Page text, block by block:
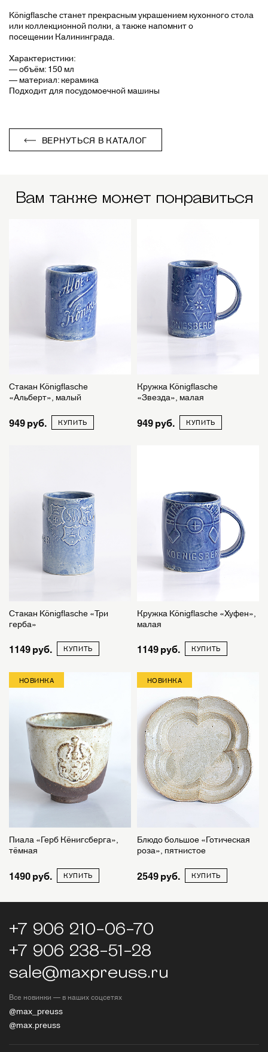
Königflascheстанет прекрасным украшением кухонного стола
или коллекционной полки, а также напомнит о
посещении Калининграда.
Характеристики:
— объём: 150 мл
— материал: керамика
Подходит для посудомоечной машины
ВЕРНУТЬСЯ В КАТАЛОГ
Вам также может понравиться
Стакан Königflasche
«Альберт», малый
949 КУПИТЬ
Кружка Königflasche
«Звезда», малая
949 КУПИТЬ
Стакан Königflasche «Три
герба»
1149 КУПИТЬ
Кружка Königflasche «Хуфен»,
малая
1149 КУПИТЬ
НОВИНКА
Пиала «Герб Кёнигсберга»,
тёмная
1490 КУПИТЬ
НОВИНКА
Блюдо большое «Готическая
роза», пятнистое
2549 КУПИТЬ
+7 906 210-06-70
+7 906 238-51-28
sale@maxpreuss.ru
Все новинки — в наших соцсетях
@max_preuss
@max.preuss